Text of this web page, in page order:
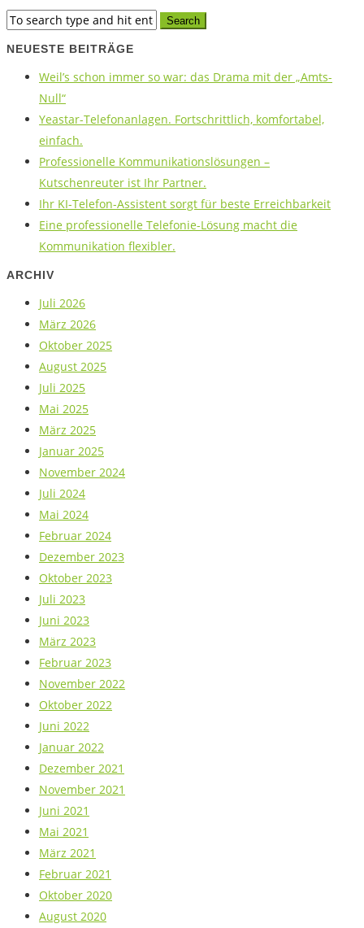
NEUESTE BEITRÄGE
Weil’s schon immer so war: das Drama mit der „Amts-
Null“
Yeastar-Telefonanlagen. Fortschrittlich, komfortabel,
einfach.
Professionelle Kommunikationslösungen –
Kutschenreuter ist Ihr Partner.
Ihr KI-Telefon-Assistent sorgt für beste Erreichbarkeit
Eine professionelle Telefonie-Lösung macht die
Kommunikation flexibler.
ARCHIV
Juli 2026
März 2026
Oktober 2025
August 2025
Juli 2025
Mai 2025
März 2025
Januar 2025
November 2024
Juli 2024
Mai 2024
Februar 2024
Dezember 2023
Oktober 2023
Juli 2023
Juni 2023
März 2023
Februar 2023
November 2022
Oktober 2022
Juni 2022
Januar 2022
Dezember 2021
November 2021
Juni 2021
Mai 2021
März 2021
Februar 2021
Oktober 2020
August 2020